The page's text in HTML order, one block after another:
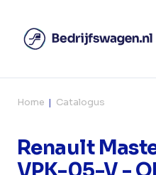
Home Catalogus
Renault